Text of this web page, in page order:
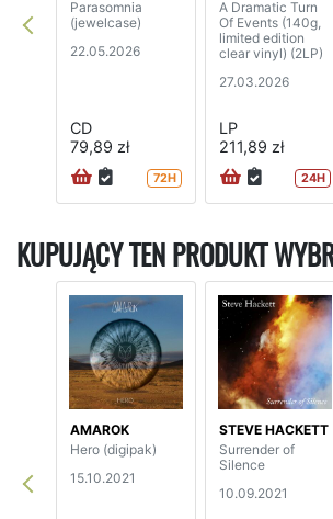
Parasomnia
(jewelcase)
22.05.2026
CD
79,89 zł
72H
A Dramatic Turn
Of Events (140g,
limited edition
clear vinyl) (2LP)
27.03.2026
LP
211,89 zł
24H
KUPUJĄCY TEN PRODUKT
AMAROK
Hero (digipak)
15.10.2021
STEVE HACKETT
Surrender of
Silence
10.09.2021